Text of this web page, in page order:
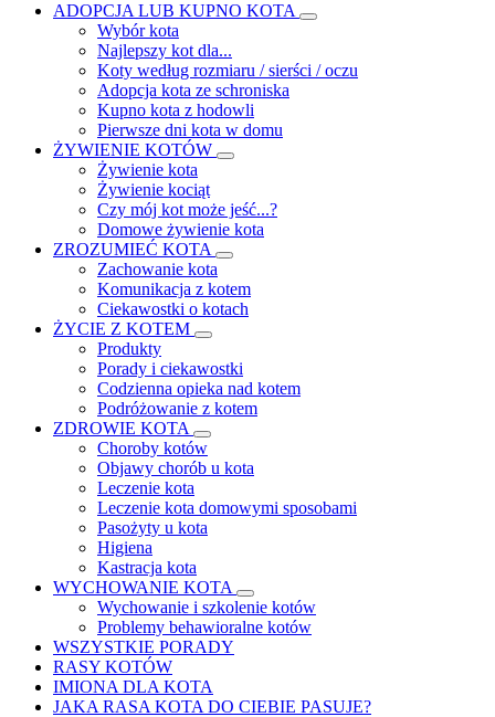
ADOPCJA LUB KUPNO KOTA
Wybór kota
Najlepszy kot dla...
Koty według rozmiaru / sierści / oczu
Adopcja kota ze schroniska
Kupno kota z hodowli
Pierwsze dni kota w domu
ŻYWIENIE KOTÓW
Żywienie kota
Żywienie kociąt
Czy mój kot może jeść...?
Domowe żywienie kota
ZROZUMIEĆ KOTA
Zachowanie kota
Komunikacja z kotem
Ciekawostki o kotach
ŻYCIE Z KOTEM
Produkty
Porady i ciekawostki
Codzienna opieka nad kotem
Podróżowanie z kotem
ZDROWIE KOTA
Choroby kotów
Objawy chorób u kota
Leczenie kota
Leczenie kota domowymi sposobami
Pasożyty u kota
Higiena
Kastracja kota
WYCHOWANIE KOTA
Wychowanie i szkolenie kotów
Problemy behawioralne kotów
WSZYSTKIE PORADY
RASY KOTÓW
IMIONA DLA KOTA
JAKA RASA KOTA DO CIEBIE PASUJE?